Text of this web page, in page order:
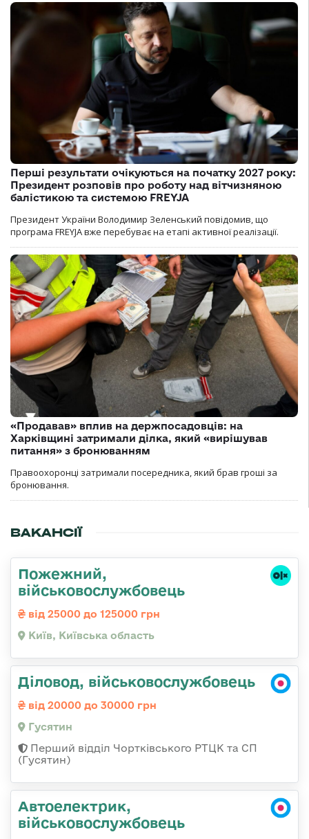
Перші результати очікуються на початку 2027 року:
Президент розповів про роботу над вітчизняною
балістикою та системою FREYJA
Президент України Володимир Зеленський повідомив, що
програма FREYJA вже перебуває на етапі активної реалізації.
«Продавав» вплив на держпосадовців: на
Харківщині затримали ділка, який «вирішував
питання» з бронюванням
Правоохоронці затримали посередника, який брав гроші за
бронювання.
ВАКАНСІЇ
Пожежний,
військовослужбовець
від 25000 до 125000 грн
Київ, Київська область
Діловод, військовослужбовець
від 20000 до 30000 грн
Гусятин
Перший відділ Чортківського РТЦК та СП
(Гусятин)
Автоелектрик,
військовослужбовець